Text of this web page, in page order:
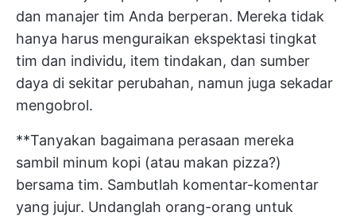
dan manajer tim Anda berperan. Mereka tidak
hanya harus menguraikan ekspektasi tingkat
tim dan individu, item tindakan, dan sumber
daya di sekitar perubahan, namun juga sekadar
mengobrol.
**Tanyakan bagaimana perasaan mereka
sambil minum kopi (atau makan pizza?)
bersama tim. Sambutlah komentar-komentar
yang jujur. Undanglah orang-orang untuk